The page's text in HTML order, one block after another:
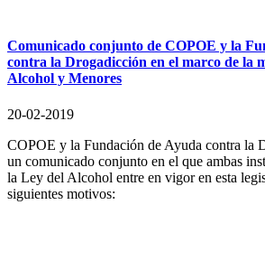
Comunicado conjunto de COPOE y la
contra la Drogadicción en el marco de la
Alcohol y Menores
20-02-2019
COPOE y la Fundación de Ayuda contra la
un comunicado conjunto en el que ambas
la Ley del Alcohol entre en vigor en esta
siguientes motivos: